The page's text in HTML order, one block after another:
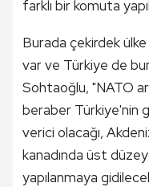
farklı bir komuta
Burada çekirdek
var ve Türkiye de
Sohtaoğlu, "NATO
beraber Türkiye'nin
verici olacağı,
kanadında üst
yapılanmaya